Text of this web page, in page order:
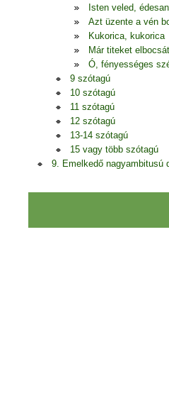
Isten veled,
Azt üzente a vén
Kukorica, kukorica
Már titeket
Ó, fényességes
9 szótagú
10 szótagú
11 szótagú
12 szótagú
13-14 szótagú
15 vagy több szótagú
9. Emelkedő nagyambitusú